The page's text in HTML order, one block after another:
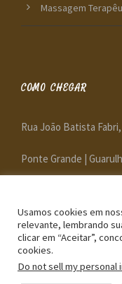
Massagem
COMO CHEGAR
Rua João Batista
Ponte Grande |
com fácil acesso pelas
Usamos cookies em
relevante, lembrando
clicar em “Aceitar”,
cookies.
Do not sell my personal